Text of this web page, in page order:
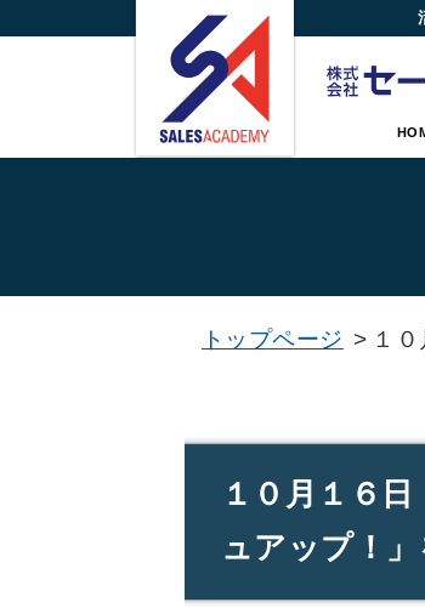
トップページ > １
１０月１６
ュアップ！